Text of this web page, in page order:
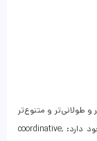
و طولانی‌تر و متنوع‌تر
بسازیم. به‌طور کلی در زبان انگلیسی ۳ نوع حرف ربط وجود دارد: coordinative,